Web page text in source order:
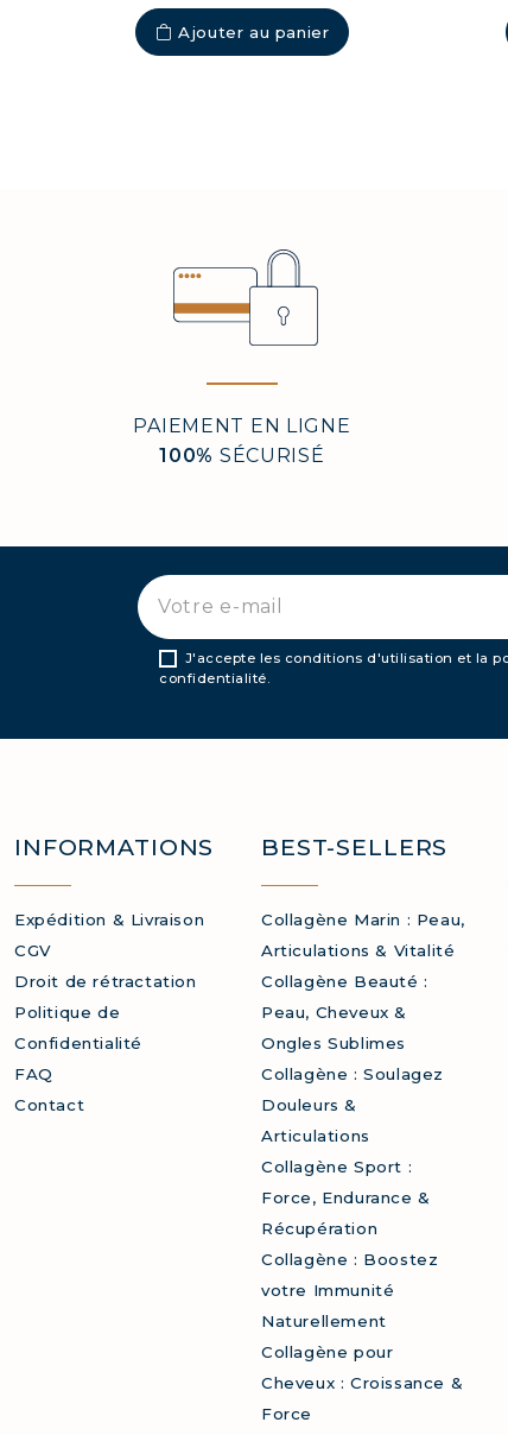
Ajouter au panier
PAIEMENT EN LIGNE
100% SÉCURISÉ
J'accepte les conditions d'utilisation et la
confidentialité.
INFORMATIONS
Expédition & Livraison
CGV
Droit de rétractation
Politique de
Confidentialité
FAQ
Contact
BEST-SELLERS
Collagène Marin : Peau,
Articulations & Vitalité
Collagène Beauté :
Peau, Cheveux &
Ongles Sublimes
Collagène : Soulagez
Douleurs &
Articulations
Collagène Sport :
Force, Endurance &
Récupération
Collagène : Boostez
votre Immunité
Naturellement
Collagène pour
Cheveux : Croissance &
Force